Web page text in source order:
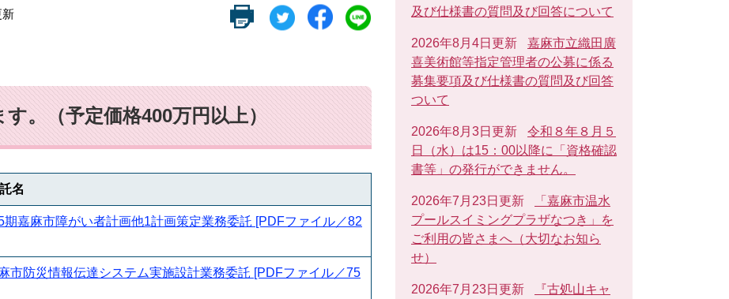
新
。（予定価格400万円以上）
名
期嘉麻市障がい者計画他1計画策定業務委託 [PDFファイル／82
市防災情報伝達システム実施設計業務委託 [PDFファイル／75
及び仕様書の質問及び回答について
2026年8月4日更新
嘉麻市立織田廣
喜美術館等指定管理者の公募に係る
募集要項及び仕様書の質問及び回答
ついて
2026年8月3日更新
令和８年８月５
日（水）は15：00以降に「資格確認
書等」の発行ができません。
2026年7月23日更新
「嘉麻市温水
プールスイミングプラザなつき」を
ご利用の皆さまへ（大切なお知ら
せ）
2026年7月23日更新
『古処山キャ